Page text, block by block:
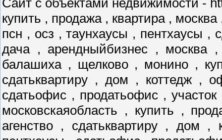
купить , продажа , квартира ,
псн , осз , таунхаусы , пентхаусы ,
дача , арендныйбизнес , москва
балашиха , щелково , монино ,
сдатьквартиру , дом , коттедж ,
сдатьофис , продатьофис ,
московскаяобласть , купить ,
агенство , сдатьквартиру , дом